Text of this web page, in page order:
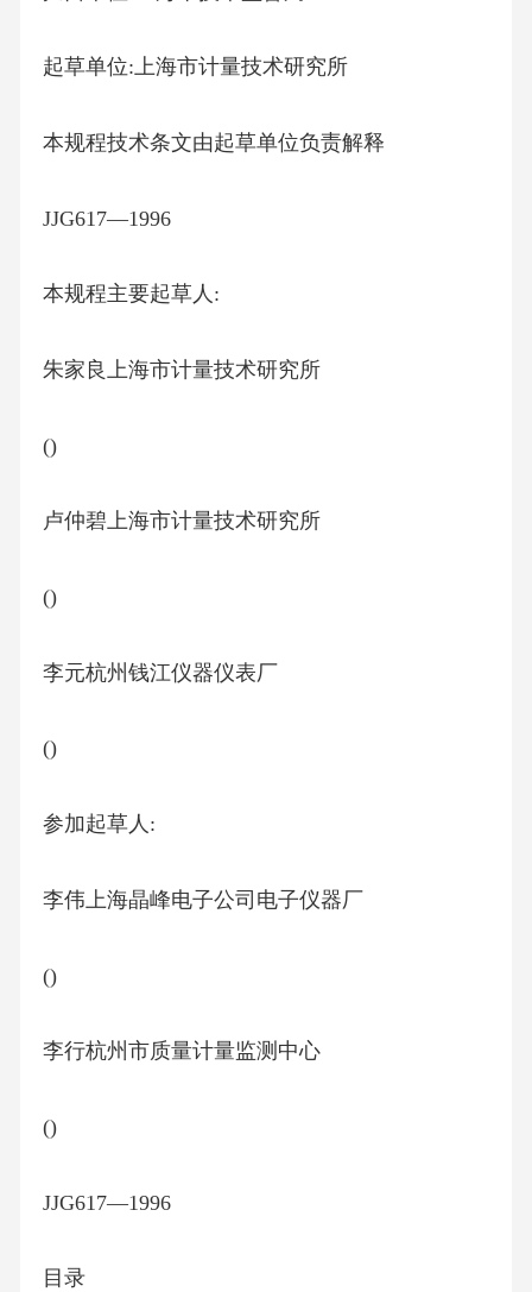
起草单位:上海市计量技术研究所
本规程技术条文由起草单位负责解释
JJG617—1996
本规程主要起草人:
朱家良上海市计量技术研究所
()
卢仲碧上海市计量技术研究所
()
李元杭州钱江仪器仪表厂
()
参加起草人:
李伟上海晶峰电子公司电子仪器厂
()
李行杭州市质量计量监测中心
()
JJG617—1996
目录